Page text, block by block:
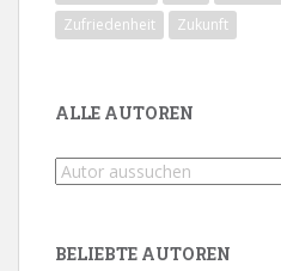
Zufriedenheit
Zukunft
ALLE AUTOREN
BELIEBTE AUTOREN